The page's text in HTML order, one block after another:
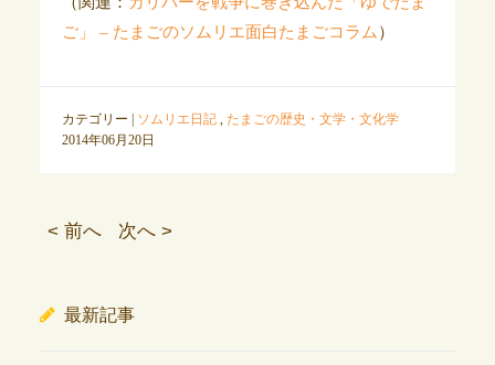
ご」 – たまごのソムリエ面白たまごコラム ）
カテゴリー | ソムリエ日記, たまごの歴史・文学・文化学
2014年06月20日
< 前へ 次へ >
最新記事